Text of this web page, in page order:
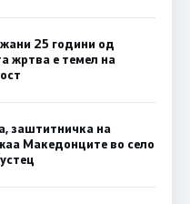
25 години од
жртва е темел на
заштитничка на
Македонците во село